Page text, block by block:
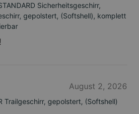
Sicherheitsgeschirr,
gepolstert, (Softshell), komplett
August 2, 2026
Trailgeschirr, gepolstert, (Softshell)